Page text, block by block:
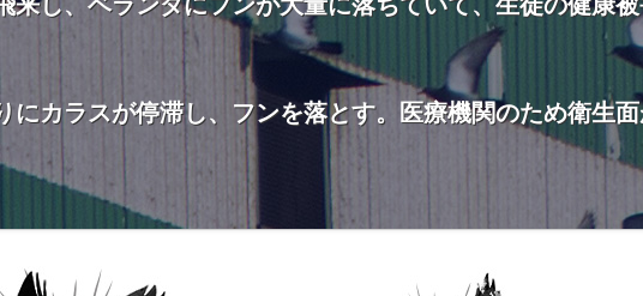
にカラスが停滞し、フンを落とす。医療機関のため衛生